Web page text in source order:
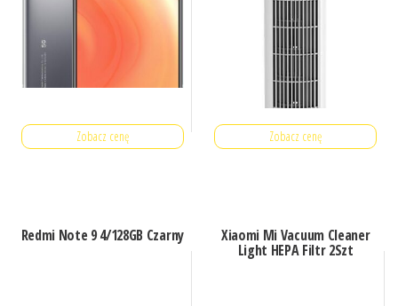
Zobacz cenę Zobacz cenę
Redmi Note 9 4/128GB Czarny Xiaomi Mi Vacuum Cleaner
Light HEPA Filtr 2Szt